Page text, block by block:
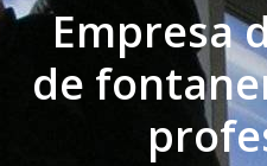
Empresa
de